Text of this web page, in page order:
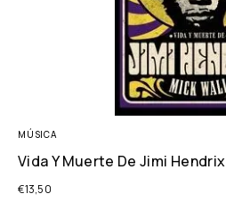
MÚSICA
Vida Y Muerte De Jimi Hendrix
€13,50